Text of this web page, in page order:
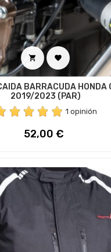
 
BARRACUDA HONDA
2019/2023 (PAR)
1 opinión
Precio
52,00 €